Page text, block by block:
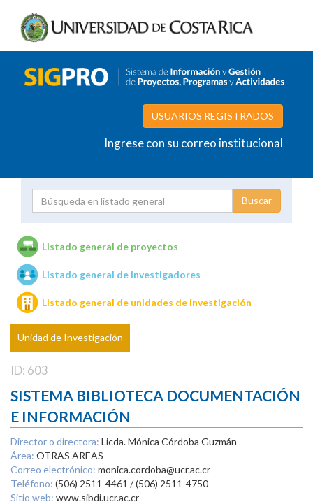
USUARIOS REGISTRADOS
Ingrese con su correo institucional
Unidades de investigación
Listado general de proyectos
Listado general de investigadores
Listado general de unidades de investigación
Unidad de Investigación
ID: 603
SISTEMA BIBLIOTECA DOCUMENTACIÓN
E INFORMACIÓN
Director o directora: Licda. Mónica Córdoba Guzmán
Área: OTRAS AREAS
Correo electrónico: monica.cordoba@ucr.ac.cr
Teléfono: (506) 2511-4461 / (506) 2511-4750
Sitio web: www.sibdi.ucr.ac.cr